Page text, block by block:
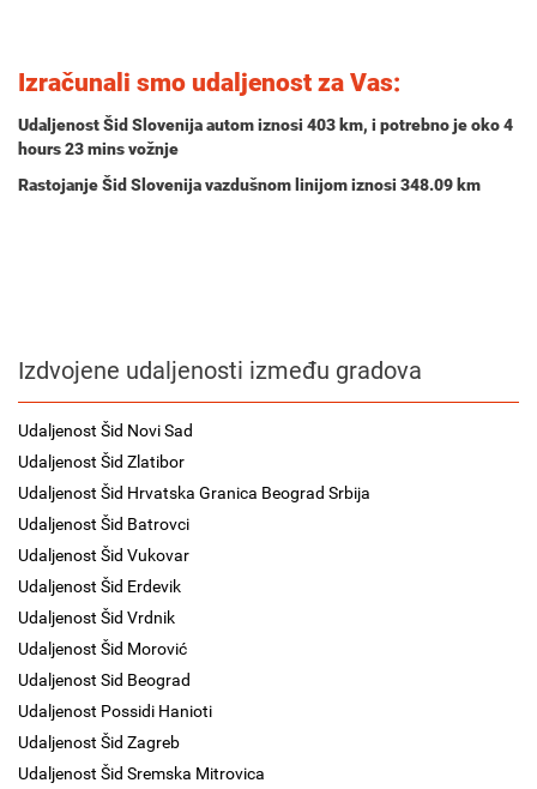
Izračunali smo udaljenost za Vas:
Udaljenost Šid Slovenija autom iznosi 403 km, i potrebno je oko4
hours 23 minsvožnje
Rastojanje Šid Slovenija vazdušnom linijom iznosi 348.09 km
Izdvojene udaljenosti između gradova
Udaljenost Šid Novi Sad
Udaljenost Šid Zlatibor
Udaljenost Šid Hrvatska Granica Beograd Srbija
Udaljenost Šid Batrovci
Udaljenost Šid Vukovar
Udaljenost Šid Erdevik
Udaljenost Šid Vrdnik
Udaljenost Šid Morović
Udaljenost Sid Beograd
Udaljenost Possidi Hanioti
Udaljenost Šid Zagreb
Udaljenost Šid Sremska Mitrovica